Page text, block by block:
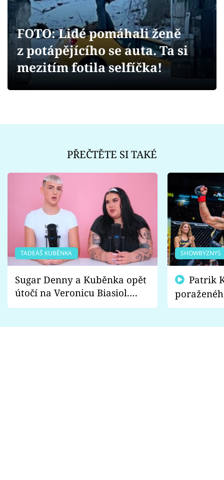
Videa
Sledujte prima+
FOTO: Lidé pomáhali ženě
z potápějícího se auta. Ta si
mezitím fotila selfíčka!
PŘEČTĚTE SI TAKÉ
TADEÁŠ KUBĚNKA
Sugar Denny a Kuběnka opět
útočí na Veronicu Biasiol.
Proč je podle nich falešná a
SHOWBYZNYS
fanoušci